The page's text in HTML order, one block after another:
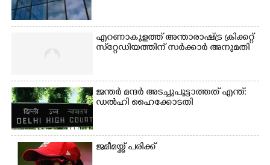
എറണാകുളത്ത് അന്താരാഷ്ട്ര ക്രിക്കറ്റ്
സ്‌റ്റേഡിയത്തിന് സർക്കാർ അനുമതി
ജന്ത‌‌ർ മന്ദർ അടച്ചുപൂട്ടാത്തത് എന്ത്:
ഡൽഹി ഹൈക്കോടതി
ജമീമയ്ക്ക് പരിക്ക്